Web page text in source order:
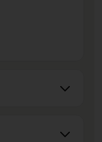
Achterzijde.
zekerheid.